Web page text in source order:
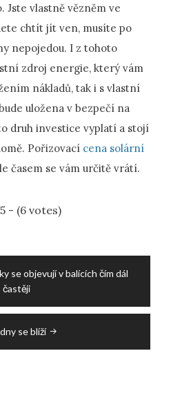
Jste vlastně vězněm ve
chtít jít ven, musíte po
nepojedou. I z tohoto
zdroj energie, který vám
nákladů, tak i s vlastní
uložena v bezpečí na
druh investice vyplatí a stojí
Pořizovací cena solární
časem se vám určitě vrátí.
- (6 votes)
se objevují v balících čím dál
častěji
se blíží